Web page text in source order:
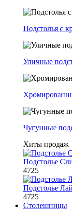
Подстолья с
Уличные
Чугунные
Хиты продаж
Подстолье
4725
Подстолье
4725
Столешницы